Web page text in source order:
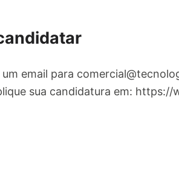
email para
sua candidatura em: